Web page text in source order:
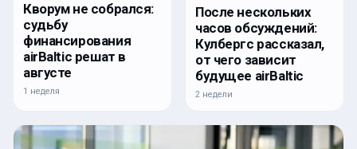
Кворум не собрался:
судьбу
финансирования
airBaltic решат в
августе
1 неделя
После нескольких
часов обсуждений:
Кулбергс рассказал,
от чего зависит
будущее airBaltic
2 недели